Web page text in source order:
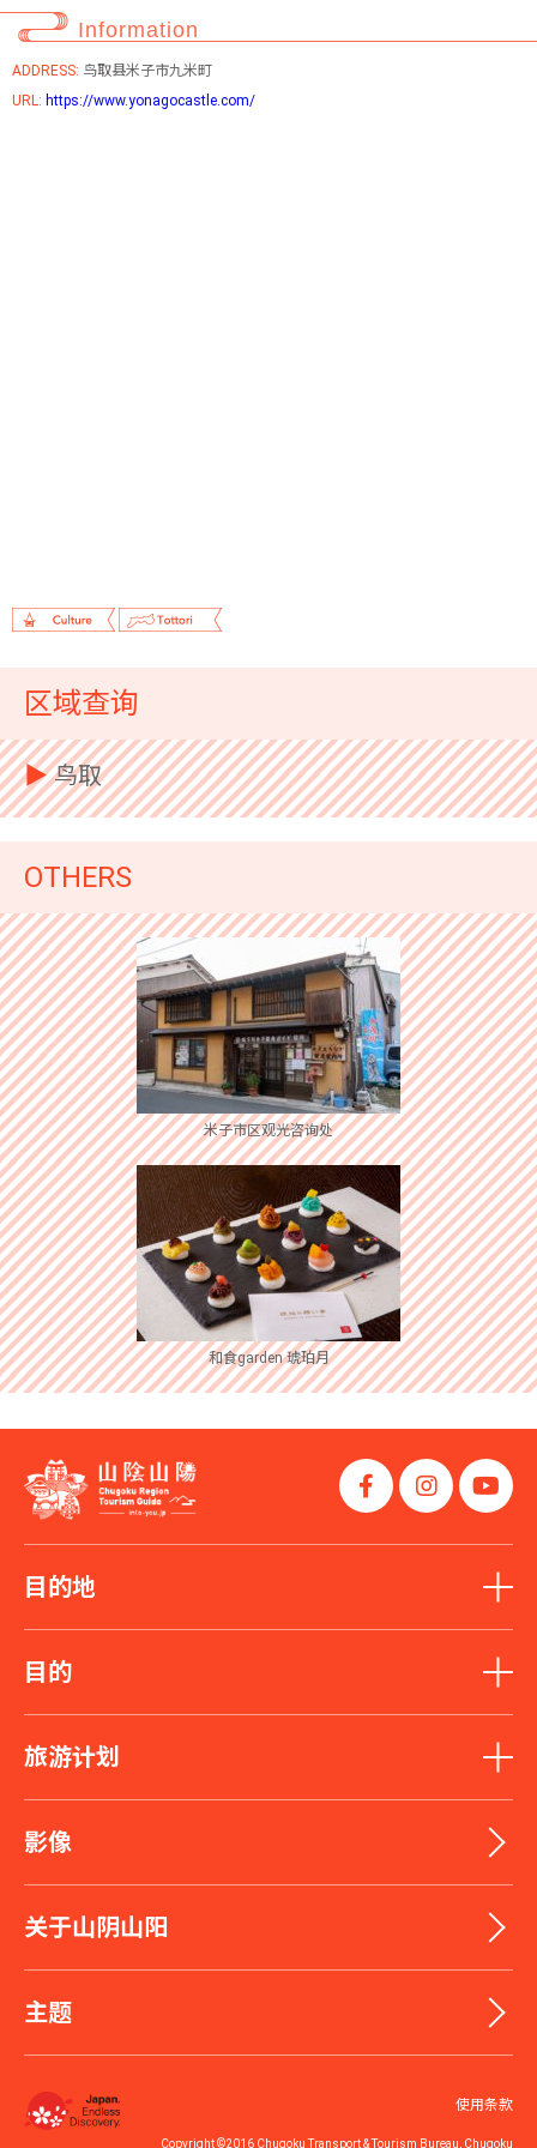
Information
ADDRESS: 鸟取县米子市九米町
URL: https://www.yonagocastle.com/
区域查询
▶︎ 鸟取
OTHERS
米子市区观光咨询处
和食garden 琥珀月
目的地
目的
旅游计划
影像
关于山阴山阳
主题
使用条款
Copyright ©2016 Chugoku Transport & Tourism Bureau, Chugoku